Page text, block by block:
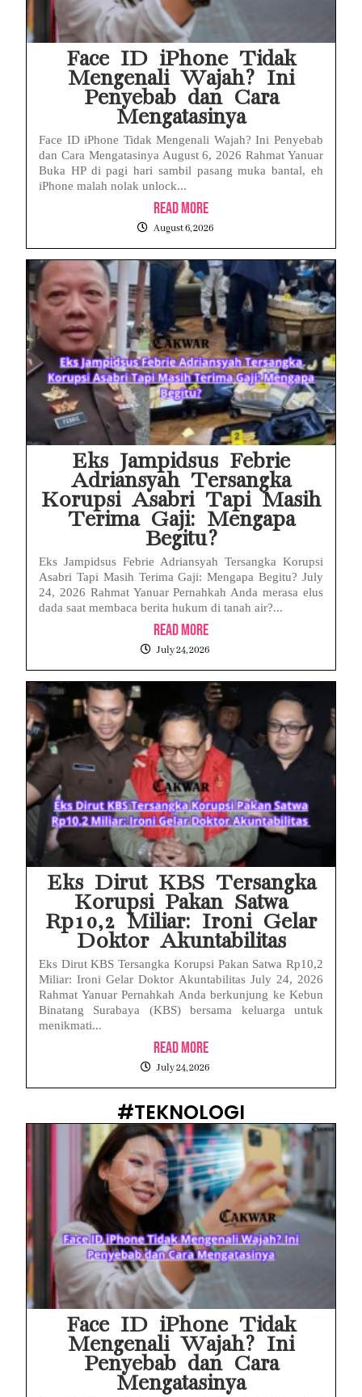
Face ID iPhone Tidak
Mengenali Wajah? Ini
Penyebab dan Cara
Mengatasinya
Face ID iPhone Tidak Mengenali Wajah? Ini Penyebab
dan Cara Mengatasinya August 6, 2026 Rahmat Yanuar
Buka HP di pagi hari sambil pasang muka bantal, eh
iPhone malah nolak unlock...
Read More
August 6, 2026
Eks Jampidsus Febrie
Adriansyah Tersangka
Korupsi Asabri Tapi Masih
Terima Gaji: Mengapa
Begitu?
Eks Jampidsus Febrie Adriansyah Tersangka Korupsi
Asabri Tapi Masih Terima Gaji: Mengapa Begitu? July
24, 2026 Rahmat Yanuar Pernahkah Anda merasa elus
dada saat membaca berita hukum di tanah air?...
Read More
July 24, 2026
Eks Dirut KBS Tersangka
Korupsi Pakan Satwa
Rp10,2 Miliar: Ironi Gelar
Doktor Akuntabilitas
Eks Dirut KBS Tersangka Korupsi Pakan Satwa Rp10,2
Miliar: Ironi Gelar Doktor Akuntabilitas July 24, 2026
Rahmat Yanuar Pernahkah Anda berkunjung ke Kebun
Binatang Surabaya (KBS) bersama keluarga untuk
menikmati...
Read More
July 24, 2026
#TEKNOLOGI
Face ID iPhone Tidak
Mengenali Wajah? Ini
Penyebab dan Cara
Mengatasinya